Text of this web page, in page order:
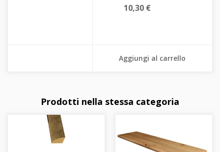
10,30 €
Aggiungi al carrello
Prodotti nella stessa categoria